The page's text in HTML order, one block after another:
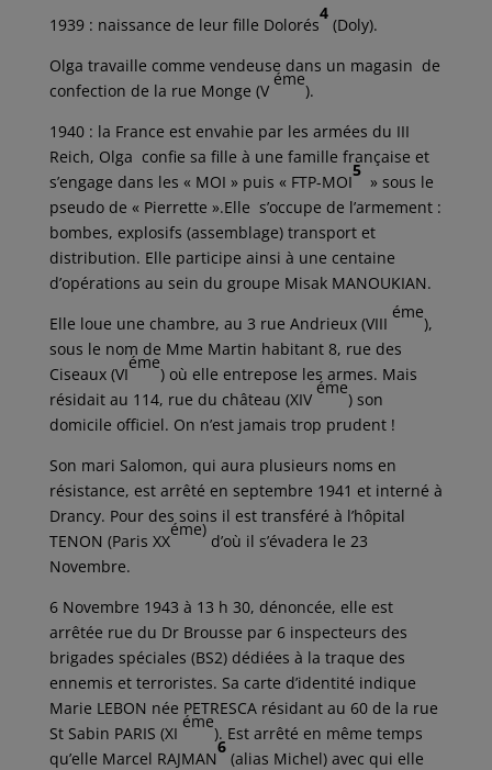
1939 : naissance de leur fille Dolorés
4
(Doly).
Olga travaille comme vendeuse dans un magasin de
confection de la rue Monge (V
éme
).
1940 : la France est envahie par les armées du III
Reich, Olga confie sa fille à une famille française et
s’engage dans les « MOI » puis « FTP-MOI
5
» sous le
pseudo de « Pierrette ».Elle s’occupe de l’armement :
bombes, explosifs (assemblage) transport et
distribution. Elle participe ainsi à une centaine
d’opérations au sein du groupe Misak MANOUKIAN.
Elle loue une chambre, au 3 rue Andrieux (VIII
éme
),
sous le nom de Mme Martin habitant 8, rue des
Ciseaux (VI
éme
) où elle entrepose les armes. Mais
résidait au 114, rue du château (XIV
éme
) son
domicile officiel. On n’est jamais trop prudent !
Son mari Salomon, qui aura plusieurs noms en
résistance, est arrêté en septembre 1941 et interné à
Drancy. Pour des soins il est transféré à l’hôpital
TENON (Paris XX
éme)
d’où il s’évadera le 23
Novembre.
6 Novembre 1943 à 13 h 30, dénoncée, elle est
arrêtée rue du Dr Brousse par 6 inspecteurs des
brigades spéciales (BS2) dédiées à la traque des
ennemis et terroristes. Sa carte d’identité indique
Marie LEBON née PETRESCA résidant au 60 de la rue
St Sabin PARIS (XI
éme
). Est arrêté en même temps
qu’elle Marcel RAJMAN
6
(alias Michel) avec qui elle